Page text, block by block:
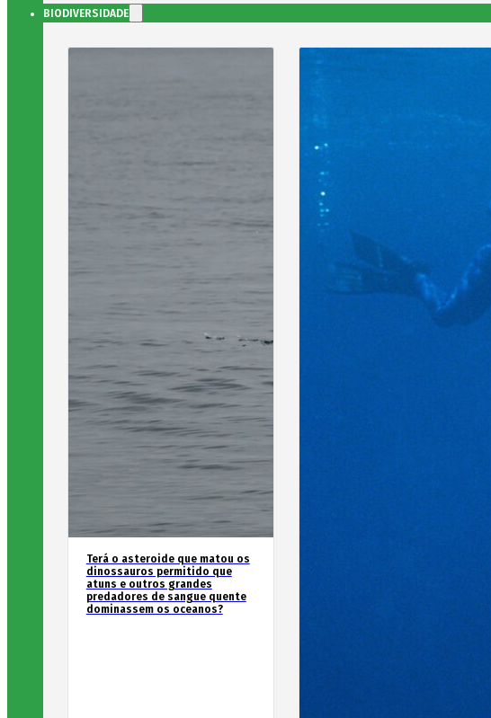
BIODIVERSIDADE
Terá o asteroide que matou os
dinossauros permitido que
atuns e outros grandes
predadores de sangue quente
dominassem os oceanos?